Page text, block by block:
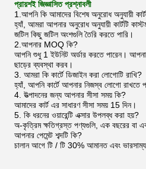
প্রায়শই জিজ্ঞাসিত প্রশ্নাবলী
1.আপনি কি আমাদের বিশেষ অনুরোধ অনুযায়ী
হ্যাঁ, আমরা আপনার অনুরোধ অনুযায়ী কার্টটি
জটিল কিছু জটিল অংশগুলি তৈরি করতে পারি।
2.আপনার MOQ কি?
আপনি শুধু 1 ইউনিট অর্ডার করতে পারেন।
ছাড়ের ব্যবস্থা করব।
3. আমরা কি কার্টে ডিজাইন করা লোগোটি রাখি?
হ্যাঁ, আপনি কার্টে আপনার নিজস্ব লোগো রাখতে
4. উত্পাদনের জন্য আপনার সীসা সময় কি?
আমাদের কার্ট এর সাধারণ সীসা সময় 15 দিন।
5. কি ধরনের ওয়ারেন্টি এক্সার উপলব্ধ করা হয়?
অ-কৃত্রিম ক্ষতিগ্রস্ত পণ্যগুলি, এক বছরের বা
আপনার পেমেন্ট শব্দটি কি?
চালান আগে টি / টি 30% আমানত এবং